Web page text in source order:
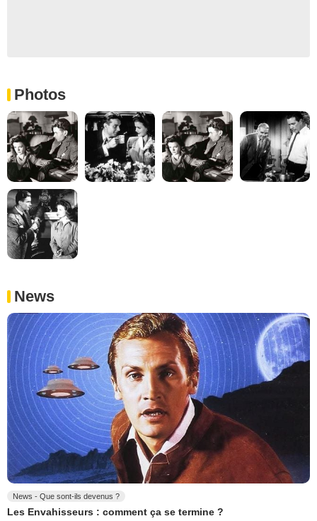
Photos
News
News - Que sont-ils devenus ?
Les Envahisseurs : comment ça se termine ?